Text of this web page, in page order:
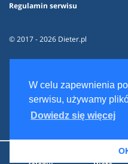
W celu zapewnienia
serwisu, używamy
Dowiedz się więcej
Regulamin serwisu
© 2017 - 2026 Dieter.pl